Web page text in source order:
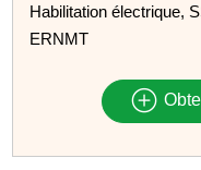
Habilitation électrique,
ERNMT